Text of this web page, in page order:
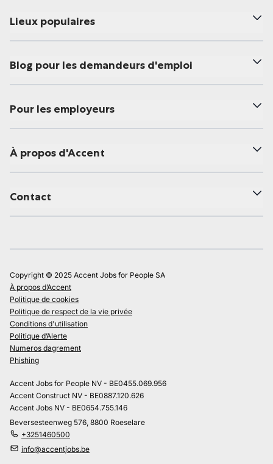
Lieux populaires
Blog pour les demandeurs d'emploi
Pour les employeurs
À propos d'Accent
Contact
Copyright © 2025 Accent Jobs for People SA
À propos d’Accent
Politique de cookies
Politique de respect de la vie privée
Conditions d'utilisation
Politique d’Alerte
Numeros dagrement
Phishing
Accent Jobs for People NV - BE0455.069.956
Accent Construct NV - BE0887.120.626
Accent Jobs NV - BE0654.755.146
Beversesteenweg 576, 8800 Roeselare
+3251460500
info@accentjobs.be